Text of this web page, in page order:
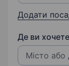
Додати
Де ви